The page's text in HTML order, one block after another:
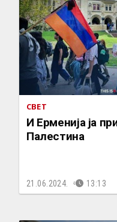
СВЕТ
И Ерменија ја
Палестина
21.06.2024. 13:13